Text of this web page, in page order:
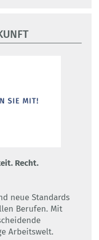
Recht.
neue Standards
Berufen. Mit
Arbeitswelt.